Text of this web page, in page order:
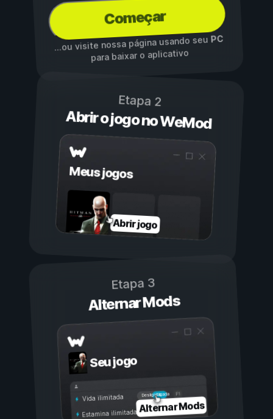
Começar
...ou visite nossa página usando seuPC
para baixar o aplicativo
Etapa 2
Abrir o jogo no WeMod
Meus jogos
Abrir jogo
Etapa 3
Alternar Mods
Seu jogo
Ligada
Desligada
Vida ilimitada
Estamina ilimitadaAlternar Mods